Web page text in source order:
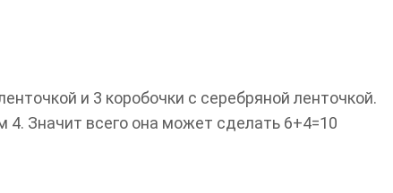
и 3 коробочки с серебряной ленточкой.
4. Значит всего она может сделать 6+4=10